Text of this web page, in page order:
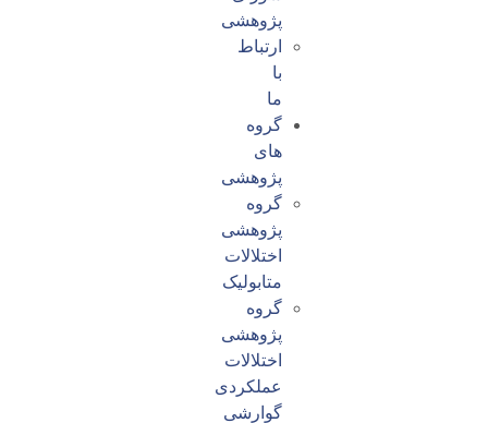
پژوهشی
ارتباط
با
ما
گروه
های
پژوهشی
گروه
پژوهشی
اختلالات
متابولیک
گروه
پژوهشی
اختلالات
عملکردی
گوارشی